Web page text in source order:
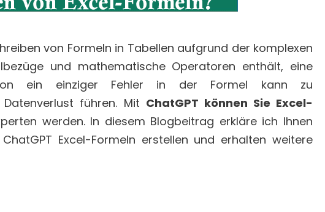
von Formeln in Tabellen aufgrund der komplexen
und mathematische Operatoren enthält, eine
ein einziger Fehler in der Formel kann zu
führen. Mit ChatGPT können Sie Excel-
werden. In diesem Blogbeitrag erkläre ich Ihnen
Excel-Formeln erstellen und erhalten weitere